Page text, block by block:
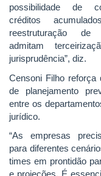
possibilidade de
créditos
reestruturação de
admitam
jurisprudência”, diz.
Censoni Filho reforça
de planejamento
entre os
jurídico.
“As empresas
para diferentes
times em prontidão
e projeções. É